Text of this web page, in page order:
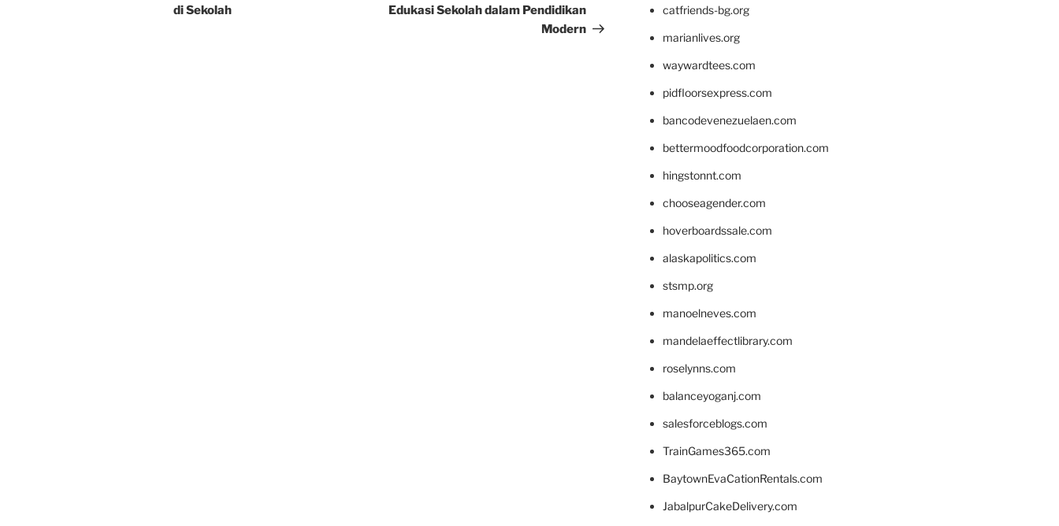
di Sekolah
Edukasi Sekolah dalam Pendidikan
Modern
catfriends-bg.org
marianlives.org
waywardtees.com
pidfloorsexpress.com
bancodevenezuelaen.com
bettermoodfoodcorporation.com
hingstonnt.com
chooseagender.com
hoverboardssale.com
alaskapolitics.com
stsmp.org
manoelneves.com
mandelaeffectlibrary.com
roselynns.com
balanceyoganj.com
salesforceblogs.com
TrainGames365.com
BaytownEvaCationRentals.com
JabalpurCakeDelivery.com